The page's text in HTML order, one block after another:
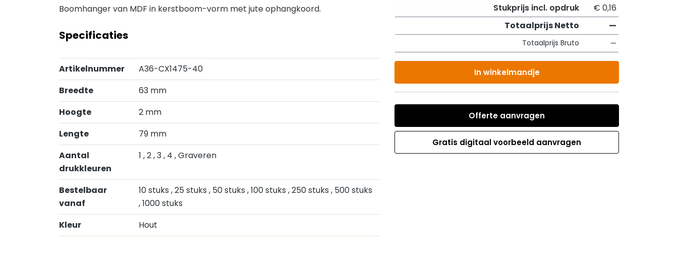
Boomhanger van MDF in kerstboom-vorm met jute ophangkoord.
Specificaties
Artikelnummer
A36-CX1475-40
Breedte
63 mm
Hoogte
2 mm
Lengte
79 mm
Aantal
drukkleuren
1 , 2, 3, 4 , Graveren
Bestelbaar
vanaf
10 stuks , 25 stuks , 50 stuks , 100 stuks , 250 stuks , 500 stuks
, 1000 stuks
Kleur
Hout
Stukprijs incl. opdruk
€ 0,16
Totaalprijs Netto
—
Totaalprijs Bruto —
In winkelmandje
Offerte aanvragen
Gratis digitaal voorbeeld aanvragen